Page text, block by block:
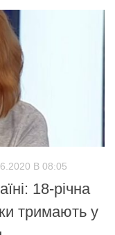
В 08:05
18-річна
тримають у